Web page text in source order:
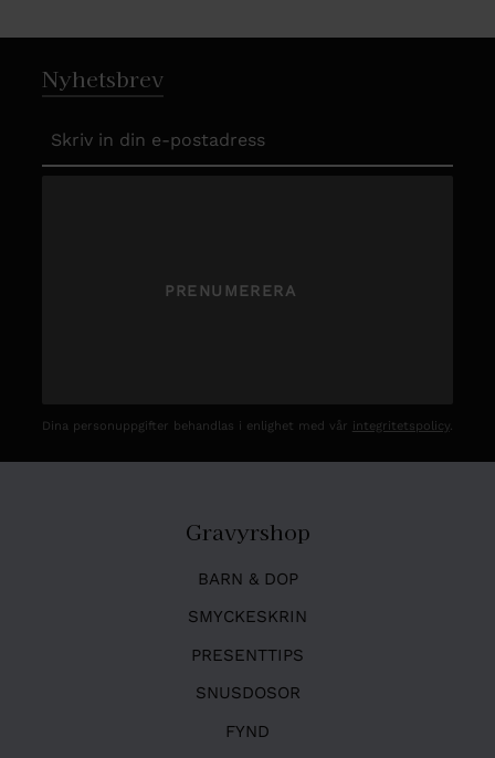
Nyhetsbrev
PRENUMERERA
Dina personuppgifter behandlas i enlighet med vår integritetspolicy.
Gravyrshop
BARN & DOP
SMYCKESKRIN
PRESENTTIPS
SNUSDOSOR
FYND